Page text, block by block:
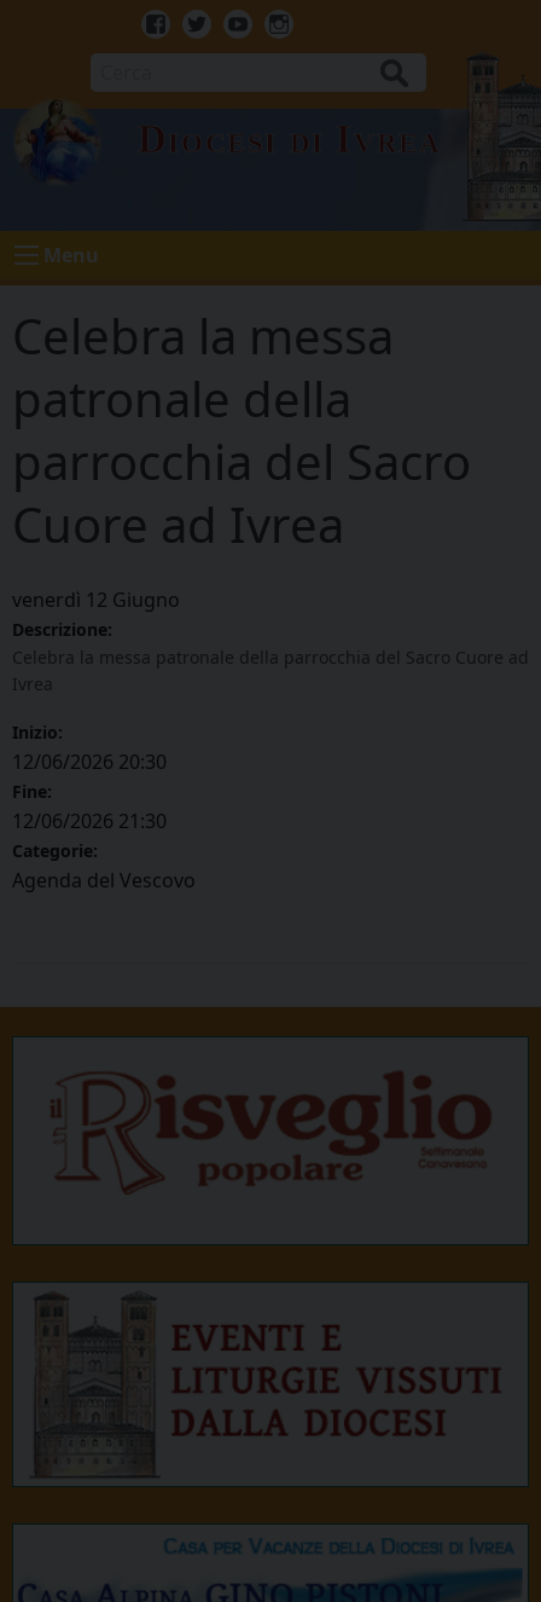
Facebook
TwitterYoutubeInstagram
Diocesi di Ivrea
Menu
Celebra la messa
patronale della
parrocchia del Sacro
Cuore ad Ivrea
venerdì 12 Giugno
Descrizione:
Celebra la messa patronale della parrocchia del Sacro Cuore ad
Ivrea
Inizio:
12/06/2026 20:30
Fine:
12/06/2026 21:30
Categorie:
Agenda del Vescovo